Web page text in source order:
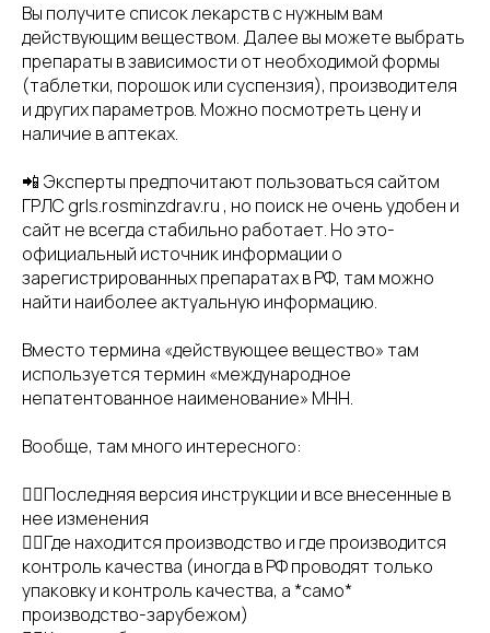
Вы получите список лекарств с нужным вам
действующим веществом. Далее вы можете выбрать
препараты в зависимости от необходимой формы
(таблетки, порошок или суспензия), производителя
и других параметров. Можно посмотреть цену и
наличие в аптеках.
📲 Эксперты предпочитают пользоваться сайтом
ГРЛС grls.rosminzdrav.ru , но поиск не очень удобен и
сайт не всегда стабильно работает. Но это-
официальный источник информации о
зарегистрированных препаратах в РФ, там можно
найти наиболее актуальную информацию.
Вместо термина «действующее вещество» там
используется термин «международное
непатентованное наименование» МНН.
Вообще, там много интересного:
👉🏻Последняя версия инструкции и все внесенные в
нее изменения
👉🏻Где находится производство и где производится
контроль качества (иногда в РФ проводят только
упаковку и контроль качества, а *само*
производство-зарубежом)